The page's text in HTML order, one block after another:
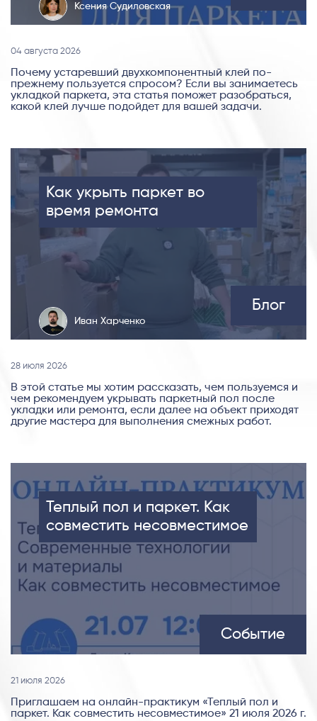
Ксения Судиловская
04 августа 2026
Почему устаревший двухкомпонентный клей по-
прежнему пользуется спросом? Если вы занимаетесь
укладкой паркета, эта статья поможет разобраться,
какой клей лучше подойдет для вашей задачи.
Как укрыть паркет во
время ремонта
Иван Харченко
Блог
28 июля 2026
В этой статье мы хотим рассказать, чем пользуемся и
чем рекомендуем укрывать паркетный пол после
укладки или ремонта, если далее на объект приходят
другие мастера для выполнения смежных работ.
Теплый пол и паркет. Как
совместить несовместимое
Событие
21 июля 2026
Приглашаем на онлайн-практикум «Теплый пол и
паркет. Как совместить несовместимое» 21 июля 2026 г.